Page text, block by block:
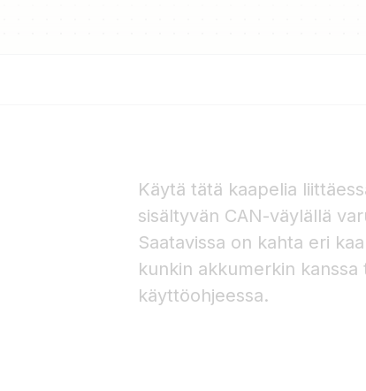
Käytä tätä kaapelia
sisältyvän CAN-väylällä
Saatavissa on kahta eri
kunkin akkumerkin
käyttöohjeessa.